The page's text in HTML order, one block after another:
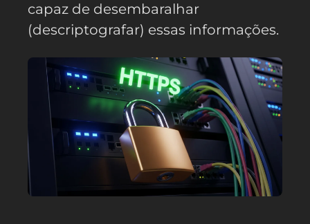
capaz de desembaralhar
(descriptografar) essas informações.